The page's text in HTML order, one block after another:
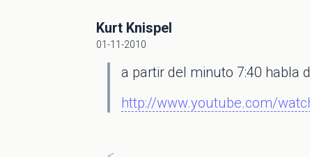
Kurt Knispel
01-11-2010
a partir del minuto 7:40 habla
http://www.youtube.com/